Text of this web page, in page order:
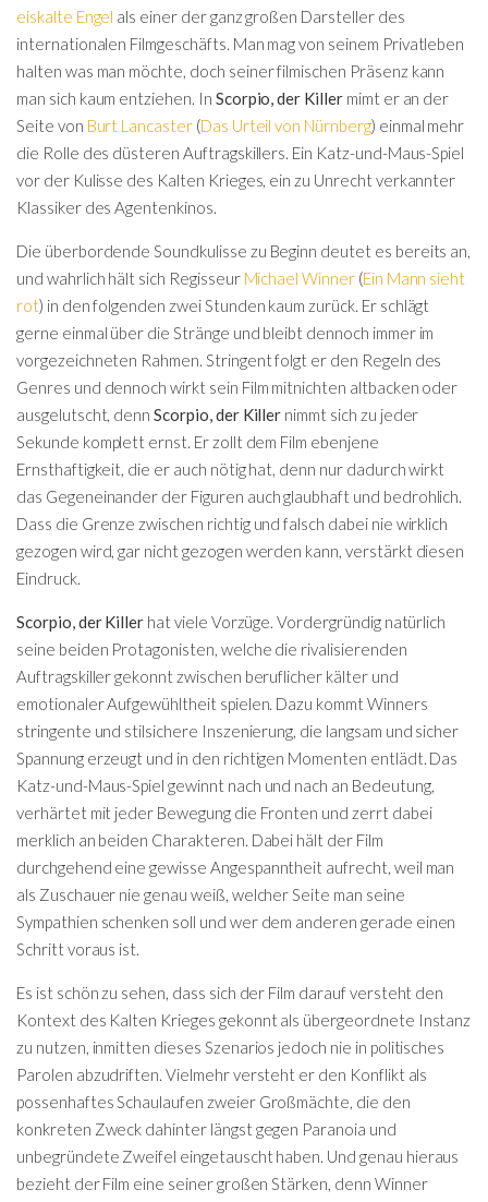
eiskalte Engel als einer der ganz großen Darsteller des
internationalen Filmgeschäfts. Man mag von seinem Privatleben
halten was man möchte, doch seiner filmischen Präsenz kann
man sich kaum entziehen. In Scorpio, der Killermimt er an der
Seite von Burt Lancaster(Das Urteil von Nürnberg) einmal mehr
die Rolle des düsteren Auftragskillers. Ein Katz-und-Maus-Spiel
vor der Kulisse des Kalten Krieges, ein zu Unrecht verkannter
Klassiker des Agentenkinos.
Die überbordende Soundkulisse zu Beginn deutet es bereits an,
und wahrlich hält sich Regisseur Michael Winner(Ein Mann sieht
rot) in den folgenden zwei Stunden kaum zurück. Er schlägt
gerne einmal über die Stränge und bleibt dennoch immer im
vorgezeichneten Rahmen. Stringent folgt er den Regeln des
Genres und dennoch wirkt sein Film mitnichten altbacken oder
ausgelutscht, dennScorpio, der Killer nimmt sich zu jeder
Sekunde komplett ernst. Er zollt dem Film ebenjene
Ernsthaftigkeit, die er auch nötig hat, denn nur dadurch wirkt
das Gegeneinander der Figuren auch glaubhaft und bedrohlich.
Dass die Grenze zwischen richtig und falsch dabei nie wirklich
gezogen wird, gar nicht gezogen werden kann, verstärkt diesen
Eindruck.
Scorpio, der Killer hat viele Vorzüge. Vordergründig natürlich
seine beiden Protagonisten, welche die rivalisierenden
Auftragskiller gekonnt zwischen beruflicher kälter und
emotionaler Aufgewühltheit spielen. Dazu kommt Winners
stringente und stilsichere Inszenierung, die langsam und sicher
Spannung erzeugt und in den richtigen Momenten entlädt. Das
Katz-und-Maus-Spiel gewinnt nach und nach an Bedeutung,
verhärtet mit jeder Bewegung die Fronten und zerrt dabei
merklich an beiden Charakteren. Dabei hält der Film
durchgehend eine gewisse Angespanntheit aufrecht, weil man
als Zuschauer nie genau weiß, welcher Seite man seine
Sympathien schenken soll und wer dem anderen gerade einen
Schritt voraus ist.
Es ist schön zu sehen, dass sich der Film darauf versteht den
Kontext des Kalten Krieges gekonnt als übergeordnete Instanz
zu nutzen, inmitten dieses Szenarios jedoch nie in politisches
Parolen abzudriften. Vielmehr versteht er den Konflikt als
possenhaftes Schaulaufen zweier Großmächte, die den
konkreten Zweck dahinter längst gegen Paranoia und
unbegründete Zweifel eingetauscht haben. Und genau hieraus
bezieht der Film eine seiner großen Stärken, denn Winner